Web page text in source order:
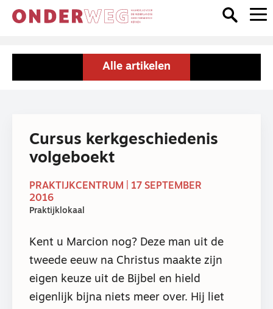
Alle artikelen
Cursus kerkgeschiedenis
volgeboekt
PRAKTIJKCENTRUM | 17 SEPTEMBER
2016
Praktijklokaal
Kent u Marcion nog? Deze man uit de
tweede eeuw na Christus maakte zijn
eigen keuze uit de Bijbel en hield
eigenlijk bijna niets meer over. Hij liet